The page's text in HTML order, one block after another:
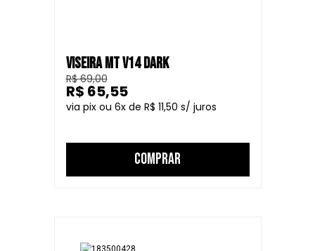
VISEIRA MT V14 DARK
R$ 69,00
6
R$ 11,50
R$ 65,55
COMPRAR